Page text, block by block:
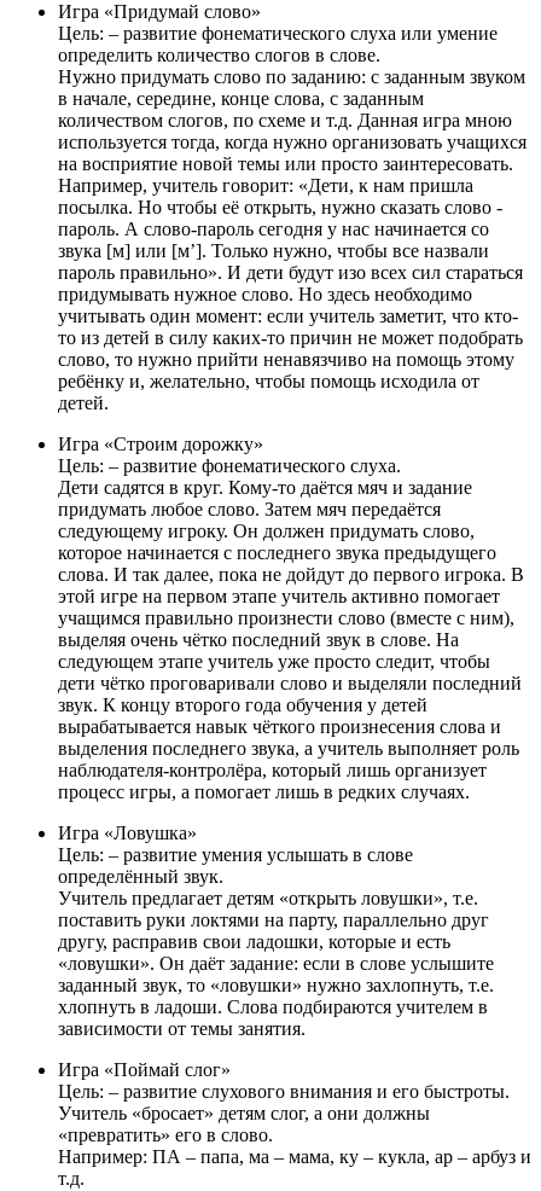
Игра «Придумай слово»
Цель: – развитие фонематического слуха или умение
определить количество слогов в слове.
Нужно придумать слово по заданию: с заданным звуком
в начале, середине, конце слова, с заданным
количеством слогов, по схеме и т.д. Данная игра мною
используется тогда, когда нужно организовать учащихся
на восприятие новой темы или просто заинтересовать.
Например, учитель говорит: «Дети, к нам пришла
посылка. Но чтобы её открыть, нужно сказать слово -
пароль. А слово-пароль сегодня у нас начинается со
звука [м] или [м’]. Только нужно, чтобы все назвали
пароль правильно». И дети будут изо всех сил стараться
придумывать нужное слово. Но здесь необходимо
учитывать один момент: если учитель заметит, что кто-
то из детей в силу каких-то причин не может подобрать
слово, то нужно прийти ненавязчиво на помощь этому
ребёнку и, желательно, чтобы помощь исходила от
детей.
Игра «Строим дорожку»
Цель: – развитие фонематического слуха.
Дети садятся в круг. Кому-то даётся мяч и задание
придумать любое слово. Затем мяч передаётся
следующему игроку. Он должен придумать слово,
которое начинается с последнего звука предыдущего
слова. И так далее, пока не дойдут до первого игрока. В
этой игре на первом этапе учитель активно помогает
учащимся правильно произнести слово (вместе с ним),
выделяя очень чётко последний звук в слове. На
следующем этапе учитель уже просто следит, чтобы
дети чётко проговаривали слово и выделяли последний
звук. К концу второго года обучения у детей
вырабатывается навык чёткого произнесения слова и
выделения последнего звука, а учитель выполняет роль
наблюдателя-контролёра, который лишь организует
процесс игры, а помогает лишь в редких случаях.
Игра «Ловушка»
Цель: – развитие умения услышать в слове
определённый звук.
Учитель предлагает детям «открыть ловушки», т.е.
поставить руки локтями на парту, параллельно друг
другу, расправив свои ладошки, которые и есть
«ловушки». Он даёт задание: если в слове услышите
заданный звук, то «ловушки» нужно захлопнуть, т.е.
хлопнуть в ладоши. Слова подбираются учителем в
зависимости от темы занятия.
Игра «Поймай слог»
Цель: – развитие слухового внимания и его быстроты.
Учитель «бросает» детям слог, а они должны
«превратить» его в слово.
Например: ПА – папа, ма – мама, ку – кукла, ар – арбуз и
т.д.